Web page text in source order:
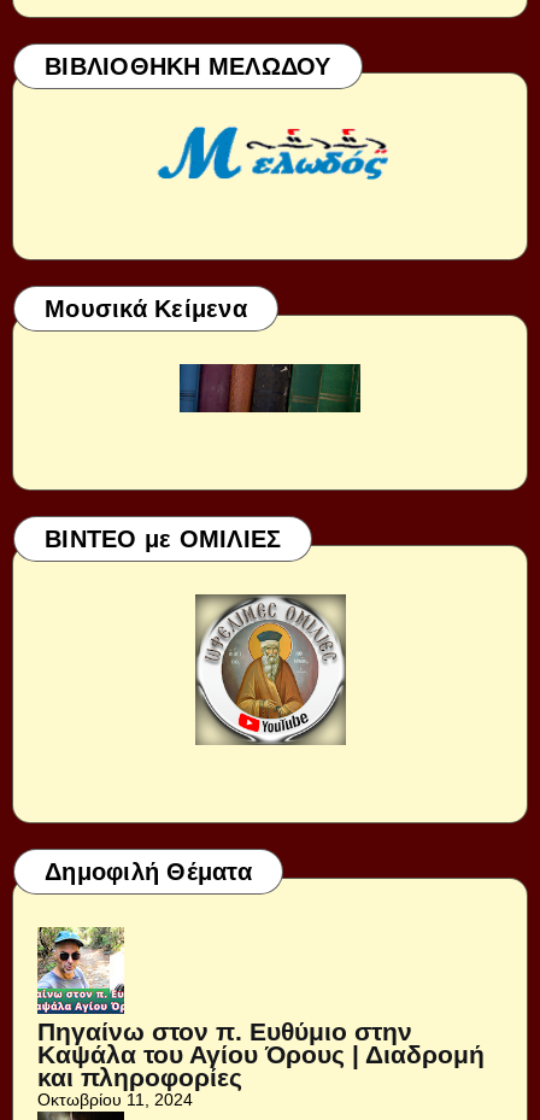
ΒΙΒΛΙΟΘΗΚΗ ΜΕΛΩΔΟΥ
Μουσικά Κείμενα
ΒΙΝΤΕΟ με ΟΜΙΛΙΕΣ
Δημοφιλή Θέματα
Πηγαίνω στον π. Ευθύμιο στην
Καψάλα του Αγίου Όρους | Διαδρομή
και πληροφορίες
Οκτωβρίου 11, 2024